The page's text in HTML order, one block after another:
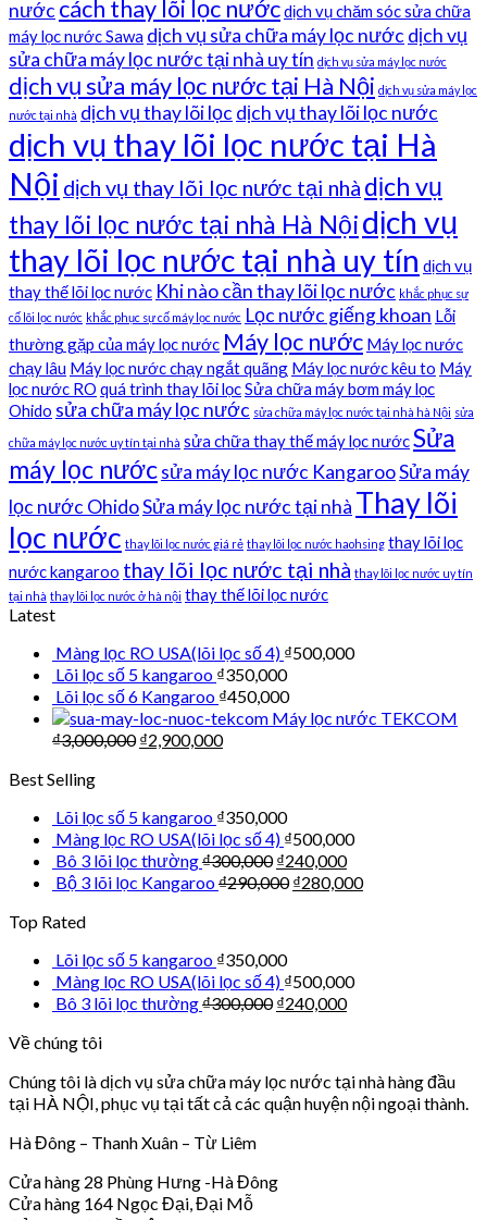
nước cách thay lõi lọc nướcdịch vụ chăm sóc sửa chữa
máy lọc nước Sawa dịch vụ sửa chữa máy lọc nước dịch vụ
sửa chữa máy lọc nước tại nhà uy tín dịch vụ sửa máy lọc nước
dịch vụ sửa máy lọc nước tại Hà Nội dịch vụ sửa máy lọc
nước tại nhà dịch vụ thay lõi lọc dịch vụ thay lõi lọc nước
dịch vụ thay lõi lọc nước tại Hà
Nội dịch vụ thay lõi lọc nước tại nhà dịch vụ
thay lõi lọc nước tại nhà Hà Nộidịch vụ
thay lõi lọc nước tại nhà uy tín dịch vụ
thay thế lõi lọc nước Khi nào cần thay lõi lọc nước khắc phục sự
cố lõi lọc nước khắc phục sự cố máy lọc nước Lọc nước giếng khoan Lỗi
thường gặp của máy lọc nước Máy lọc nước Máy lọc nước
chạy lâu Máy lọc nước chạy ngắt quãng Máy lọc nước kêu to Máy
lọc nước RO quá trình thay lõi lọcSửa chữa máy bơm máy lọc
Ohido sửa chữa máy lọc nước sửa chữa máy lọc nước tại nhà hà Nội sửa
chữa máy lọc nước uy tín tại nhà sửa chữa thay thế máy lọc nướcSửa
máy lọc nướcsửa máy lọc nước KangarooSửa máy
lọc nước OhidoSửa máy lọc nước tại nhà Thay lõi
lọc nước thay lõi lọc nước giá rẻ thay lõi lọc nước haohsing thay lõi lọc
nước kangaroo thay lõi lọc nước tại nhà thay lõi lọc nước uy tín
tại nhà thay lõi lọc nước ở hà nội thay thế lõi lọc nước
Latest
Màng lọc RO USA(lõi lọc số 4) ₫500,000
Lõi lọc số 5 kangaroo ₫350,000
Lõi lọc số 6 Kangaroo ₫450,000
Máy lọc nước TEKCOM
₫3,000,000 ₫2,900,000
Best Selling
Lõi lọc số 5 kangaroo ₫350,000
Màng lọc RO USA(lõi lọc số 4) ₫500,000
Bô 3 lõi lọc thường₫300,000 ₫240,000
Bộ 3 lõi lọc Kangaroo₫290,000 ₫280,000
Top Rated
Lõi lọc số 5 kangaroo ₫350,000
Màng lọc RO USA(lõi lọc số 4) ₫500,000
Bô 3 lõi lọc thường₫300,000 ₫240,000
Về chúng tôi
Chúng tôi là dịch vụ sửa chữa máy lọc nước tại nhà hàng đầu
tại HÀ NỘI, phục vụ tại tất cả các quận huyện nội ngoại thành.
Hà Đông – Thanh Xuân – Từ Liêm
Cửa hàng 28 Phùng Hưng -Hà Đông
Cửa hàng 164 Ngọc Đại, Đại Mỗ